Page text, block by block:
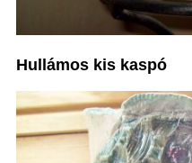
Hullámos kis kaspó